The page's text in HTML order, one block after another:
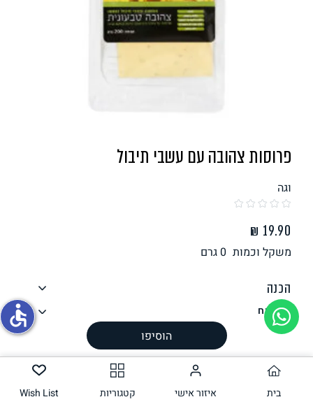
פרוסות צהובה עם עשבי תיבול
וגה
משקל וכמות גרם
הכנה
רכיבים
ערך תזונתי
אלרגנים
עשוי להכיל
הוסיפו
בית איזור אישי קטגוריות Wish List
accessible